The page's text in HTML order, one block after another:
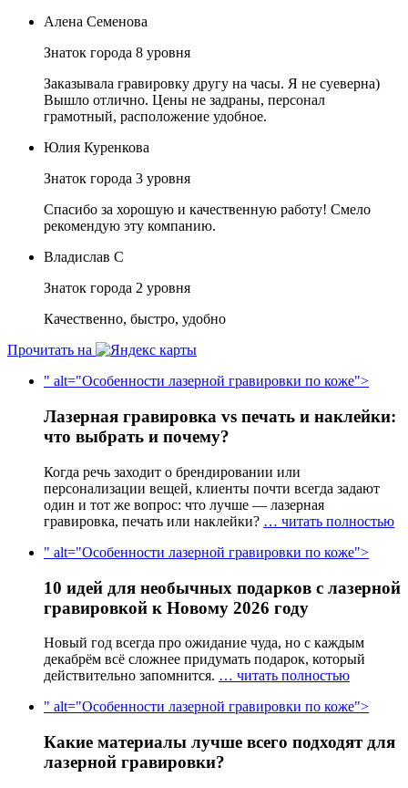
Алена Семенова
Знаток города 8 уровня
Заказывала гравировку другу на часы. Я не суеверна)
Вышло отлично. Цены не задраны, персонал
грамотный, расположение удобное.
Юлия Куренкова
Знаток города 3 уровня
Спасибо за хорошую и качественную работу! Смело
рекомендую эту компанию.
Владислав С
Знаток города 2 уровня
Качественно, быстро, удобно
Прочитать на
" alt="Особенности лазерной гравировки по коже">
Лазерная гравировка vs печать и наклейки:
что выбрать и почему?
Когда речь заходит о брендировании или
персонализации вещей, клиенты почти всегда задают
один и тот же вопрос: что лучше — лазерная
гравировка, печать или наклейки? … читать полностью
" alt="Особенности лазерной гравировки по коже">
10 идей для необычных подарков с лазерной
гравировкой к Новому 2026 году
Новый год всегда про ожидание чуда, но с каждым
декабрём всё сложнее придумать подарок, который
действительно запомнится. … читать полностью
" alt="Особенности лазерной гравировки по коже">
Какие материалы лучше всего подходят для
лазерной гравировки?